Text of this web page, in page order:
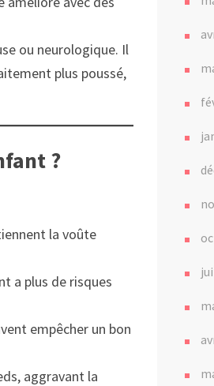
ou neurologique. Il
plus poussé,
?
la voûte
a plus de risques
empêcher un bon
aggravant la